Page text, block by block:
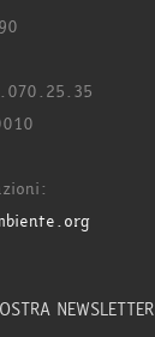
NEWSLETTER